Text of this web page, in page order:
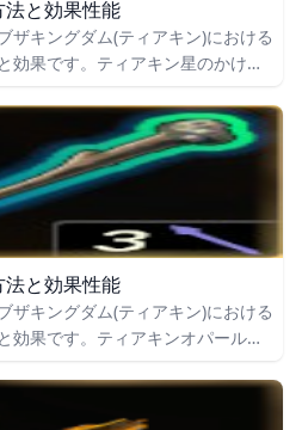
と効果性能
ザキングダム(ティアキン)における
効果です。ティアキン星のかけら
と効果性能
ザキングダム(ティアキン)における
効果です。ティアキンオパールの